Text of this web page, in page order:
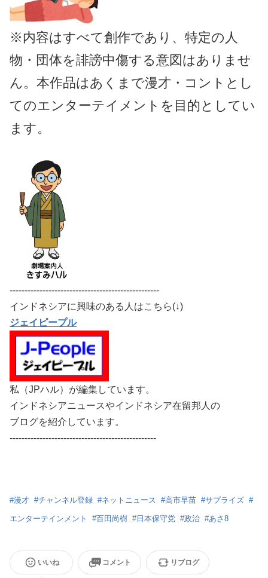
※内容はすべて創作であり、特定の人
物・団体を誹謗中傷する意図はありませ
ん。本作品はあくまで漫才・コントとし
てのエンターテイメントを目的としてい
ます。
--------------------------------------------------
インドネシアに興味のある人はこちら(↓)
ジェイピープル
私（JPハル）が編集しています。
インドネシアニュースやインドネシア在留邦人の
ブログを紹介しています。
-------------------------------------------------
#漫才 #チャンネル登録 #ネットニュース #高市早苗 #サプライズ #
エンターテインメント #百田尚樹 #日本保守党 #政治 #あさ8
いいね コメント リブログ